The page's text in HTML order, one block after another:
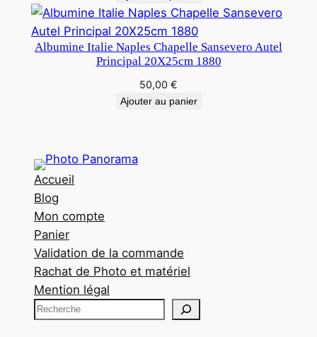
Albumine Italie Naples Chapelle Sansevero Autel
Principal 20X25cm 1880
50,00 €
Ajouter au panier
Accueil
Blog
Mon compte
Panier
Validation de la commande
Rachat de Photo et matériel
Mention légal
R